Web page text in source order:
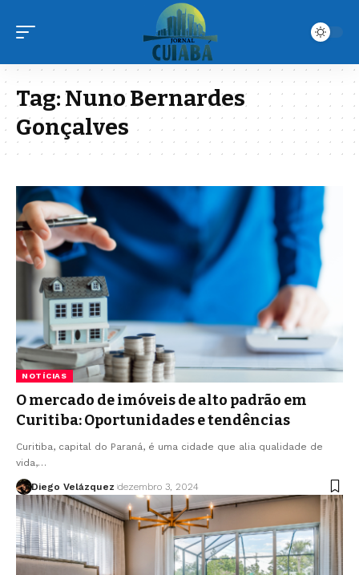
Tag:Nuno Bernardes
Gonçalves
NOTÍCIAS
O mercado de imóveis de alto padrão em
Curitiba: Oportunidades e tendências
Curitiba, capital do Paraná, é uma cidade que alia qualidade de
vida,…
Diego Velázquez dezembro 3, 2024